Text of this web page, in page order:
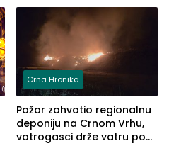
ove godine
Crna Hronika
Požar zahvatio regionalnu
deponiju na Crnom Vrhu,
vatrogasci drže vatru pod